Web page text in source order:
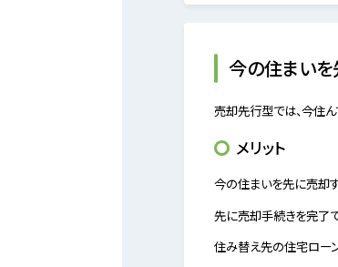
今の住まい
売却先行型では、今住
メリット
今の住まいを先に売却
先に売却手続きを完了
住み替え先の住宅ロー